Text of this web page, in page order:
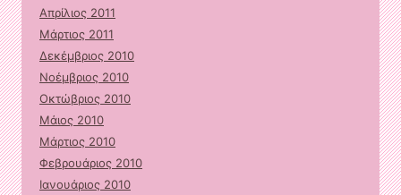
Απρίλιος 2011
Μάρτιος 2011
Δεκέμβριος 2010
Νοέμβριος 2010
Οκτώβριος 2010
Μάιος 2010
Μάρτιος 2010
Φεβρουάριος 2010
Ιανουάριος 2010